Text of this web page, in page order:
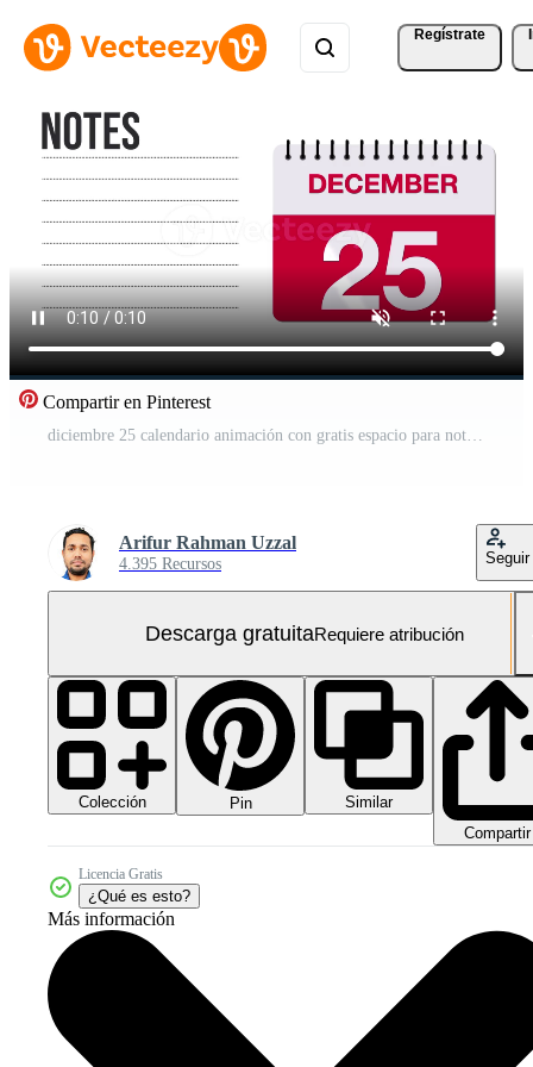
Regístrate
Compartir en Pinterest
diciembre 25 calendario animación con gratis espacio para notas y escritura 4k movimiento gráfico elemento Vídeo Gratis
Arifur Rahman Uzzal
4.395 Recursos Seguir
Descarga gratuitaRequiere atribución
Colección Pin
Similar
Compartir
Licencia Gratis
¿Qué es esto?
Más información